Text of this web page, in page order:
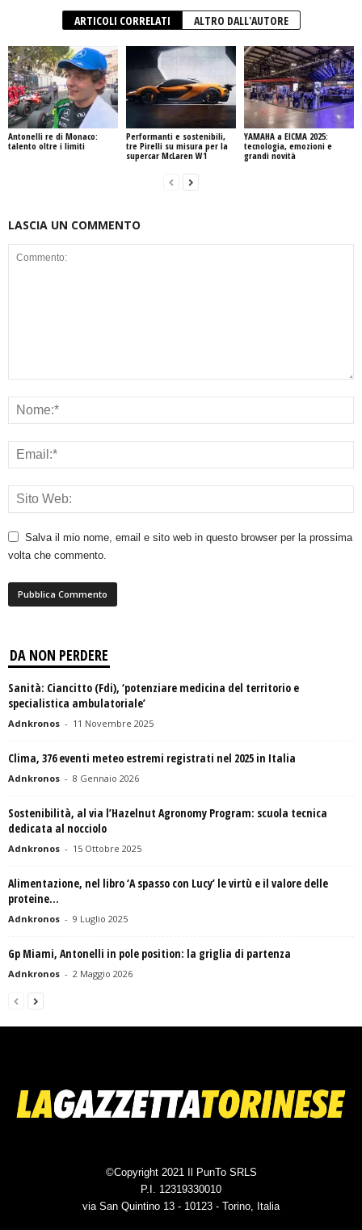
ARTICOLI CORRELATI ALTRO DALL'AUTORE
Antonelli re di Monaco:
talento oltre i limiti
Performanti e sostenibili,
tre Pirelli su misura per la
supercar McLaren W1
YAMAHA a EICMA 2025:
tecnologia, emozioni e
grandi novità
LASCIA UN COMMENTO
Salva il mio nome, email e sito web in questo browser per la prossima
volta che commento.
DA NON PERDERE
Sanità: Ciancitto (Fdi), ‘potenziare medicina del territorio e
specialistica ambulatoriale’
Adnkronos - 11 Novembre 2025
Clima, 376 eventi meteo estremi registrati nel 2025 in Italia
Adnkronos - 8 Gennaio 2026
Sostenibilità, al via l’Hazelnut Agronomy Program: scuola tecnica
dedicata al nocciolo
Adnkronos - 15 Ottobre 2025
Alimentazione, nel libro ‘A spasso con Lucy’ le virtù e il valore delle
proteine...
Adnkronos - 9 Luglio 2025
Gp Miami, Antonelli in pole position: la griglia di partenza
Adnkronos - 2 Maggio 2026
©Copyright 2021 Il PunTo SRLS
P.I. 12319330010
via San Quintino 13 - 10123 - Torino, Italia